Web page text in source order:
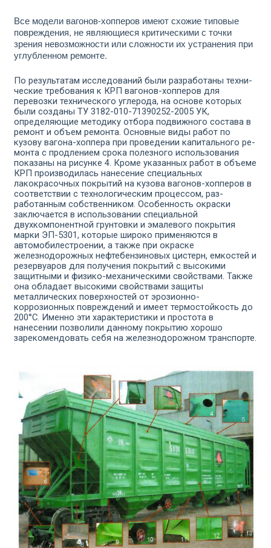
Все модели вагонов-хопперов имеют схожие типовые
повреж­дения, не являющиеся критическими с точки
зрения невозмож­ности или сложности их устранения при
углубленном ремонте.
По результатам исследований были разработаны техни­
ческие требования к КРП вагонов-хопперов для
перевоз­ки технического углерода, на основе которых
были созданы ТУ 3182-010-71390252-2005 УК,
определяющие методику отбора подвижного состава в
ремонт и объем ремонта. Основные виды работ по
кузову вагона-хоппера при проведении капитального ре­
монта с продлением срока полезного использования
показаны на рисунке 4. Кроме указанных работ в объеме
КРП производилась нанесение специальных
лакокрасочных покрытий на кузова ваго­нов-хопперов в
соответствии с технологическим процессом, раз­
работанным собственником. Особенность окраски
заключается в использовании специальной
двухкомпонентной грунтовки и эма­левого покрытия
марки ЭП-5301, которые широко применяются в
автомобилестроении, а также при окраске
железнодорожных нефтебензиновых цистерн, емкостей и
резервуаров для получе­ния покрытий с высокими
защитными и физико-механическими свойствами. Также
она обладает высокими свойствами защиты
металлических поверхностей от эрозионно-
коррозионных пов­реждений и имеет термостойкость до
200°С. Именно эти харак­теристики и простота в
нанесении позволили данному покрытию хорошо
зарекомендовать себя на железнодорожном транспорте.